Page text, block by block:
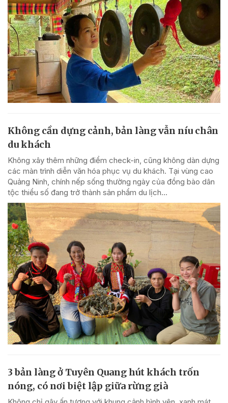
Không cần dựng cảnh, bản làng vẫn níu chân
du khách
Không xây thêm những điểm check-in, cũng không dàn dựng
các màn trình diễn văn hóa phục vụ du khách. Tại vùng cao
Quảng Ninh, chính nếp sống thường ngày của đồng bào dân
tộc thiểu số đang trở thành sản phẩm du lịch...
3 bản làng ở Tuyên Quang hút khách trốn
nóng, có nơi biệt lập giữa rừng già